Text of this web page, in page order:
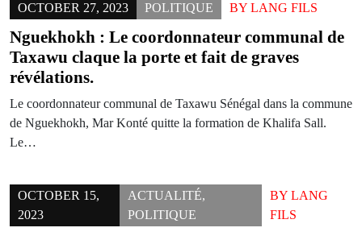
OCTOBER 27, 2023 POLITIQUE BY LANG FILS
Nguekhokh : Le coordonnateur communal de
Taxawu claque la porte et fait de graves
révélations.
Le coordonnateur communal de Taxawu Sénégal dans la commune
de Nguekhokh, Mar Konté quitte la formation de Khalifa Sall.
Le…
OCTOBER 15,
2023
ACTUALITÉ,
POLITIQUE
BY LANG
FILS